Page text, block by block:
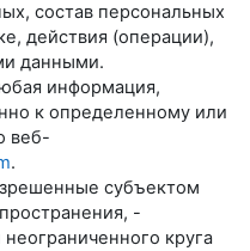
состав персональных
действия (операции),
данными.
информация,
к определенному или
веб-
.
субъектом
-
круга